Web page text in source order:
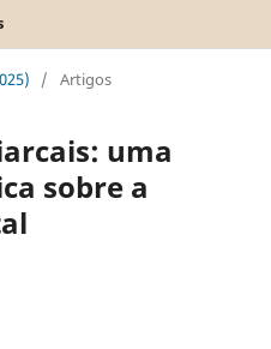
/ Artigos
uma
sobre a